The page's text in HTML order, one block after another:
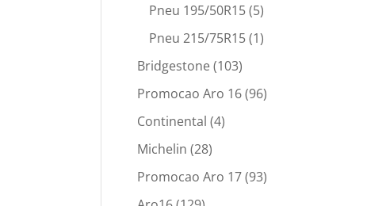
Pneu 195/50R15(5)
Pneu 215/75R15(1)
Bridgestone(103)
Promocao Aro 16(96)
Continental (4)
Michelin (28)
Promocao Aro 17(93)